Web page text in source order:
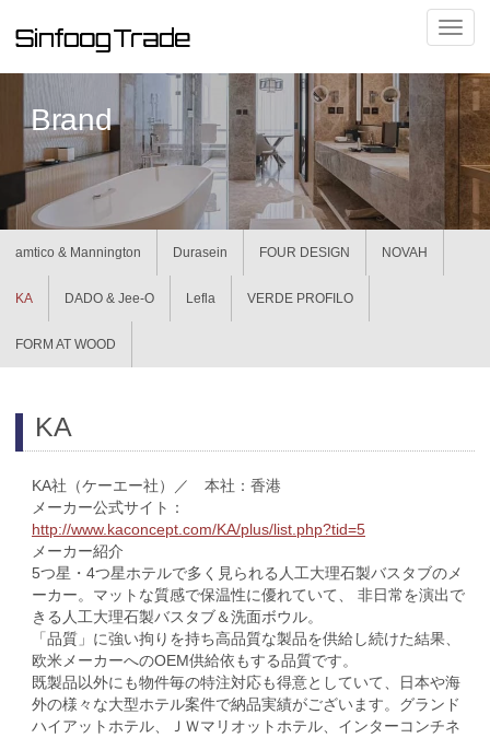
ナ
ビ
ゲ
ー
シ
ョ
ン
切
替
Brand
amtico & Mannington Durasein FOUR DESIGN NOVAH
KA DADO & Jee-O Lefla VERDE PROFILO
FORM AT WOOD
KA
KA社（ケーエー社）／ 本社：香港
メーカー公式サイト：
http://www.kaconcept.com/KA/plus/list.php?tid=5
メーカー紹介
5つ星・4つ星ホテルで多く見られる人工大理石製バスタブのメ
ーカー。マットな質感で保温性に優れていて、 非日常を演出で
きる人工大理石製バスタブ＆洗面ボウル。
「品質」に強い拘りを持ち高品質な製品を供給し続けた結果、
欧米メーカーへのOEM供給依もする品質です。
既製品以外にも物件毎の特注対応も得意としていて、日本や海
外の様々な大型ホテル案件で納品実績がございます。グランド
ハイアットホテル、ＪＷマリオットホテル、インターコンチネ